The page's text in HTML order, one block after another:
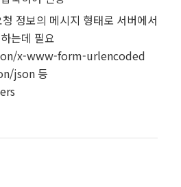
정보의 메시지 형태로 서버에서
는데 필요
x-www-form-urlencoded
json 등